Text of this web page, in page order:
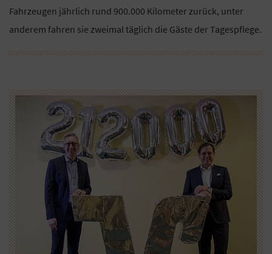
Fahrzeugen jährlich rund 900.000 Kilometer zurück, unter
anderem fahren sie zweimal täglich die Gäste der Tagespflege.